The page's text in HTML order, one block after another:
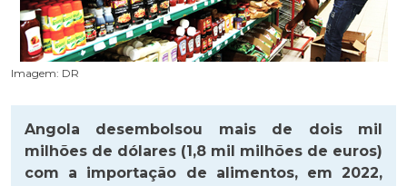
Imagem: DR
Angola desembolsou mais de dois mil
milhões de dólares (1,8 mil milhões de euros)
com a importação de alimentos, em 2022,